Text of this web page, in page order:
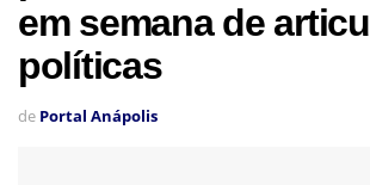
em semana de
políticas
de Portal Anápolis